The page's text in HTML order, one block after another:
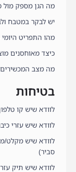
מה הגן מספק מול
יש לבקר במטבח
מהו התפריט היומי
כיצד מאוחסנים
מה מצב
בטיחות
לוודא שיש קו
לוודא שיש עזרי
לוודא שיש מקלט/
סביר)
לוודא שיש תיק